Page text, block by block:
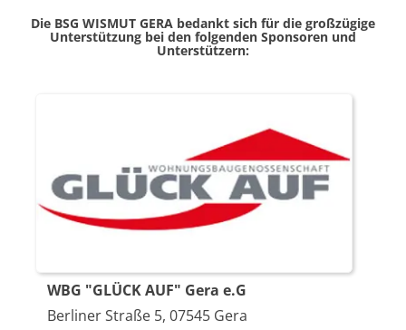
Die BSG WISMUT GERA bedankt sich für die großzügige
Unterstützung bei den folgenden Sponsoren und
Unterstützern:
WBG "GLÜCK AUF" Gera e.G
Berliner Straße 5, 07545 Gera